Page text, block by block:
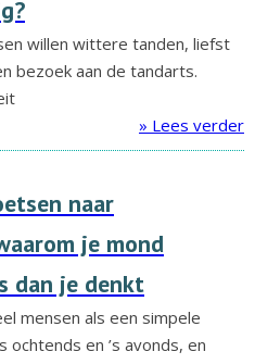
willen wittere tanden, liefst
bezoek aan de tandarts.
» Lees verder
naar
je mond
dan je denkt
mensen als een simpele
ochtends en ’s avonds, en